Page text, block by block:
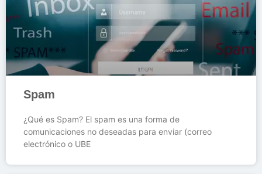
Spam
¿Qué es Spam? El spam es una forma de
comunicaciones no deseadas para enviar (correo
electrónico o UBE